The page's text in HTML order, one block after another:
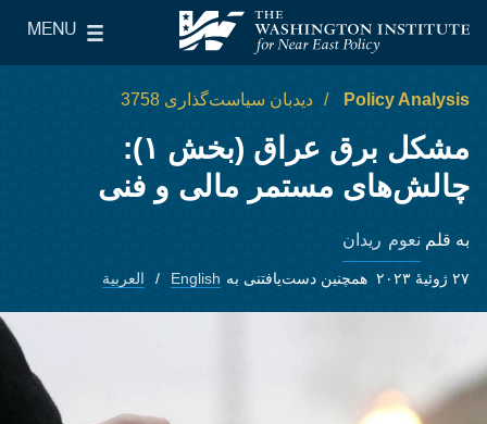
The Washington Institute for Near East Policy
MENU
Main Menu
Policy Analysis دیدبان سیاست‌گذاری 3758
مشکل برق عراق (بخش ۱):
چالش‌های مستمر مالی و فنی
به قلم نعوم ریدان
۲۷ ژوئیهٔ ۲۰۲۳ همچنین دست‌یافتنی به English العربية